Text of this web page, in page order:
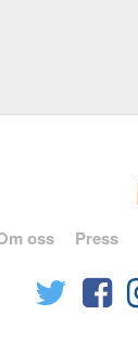
oss Press